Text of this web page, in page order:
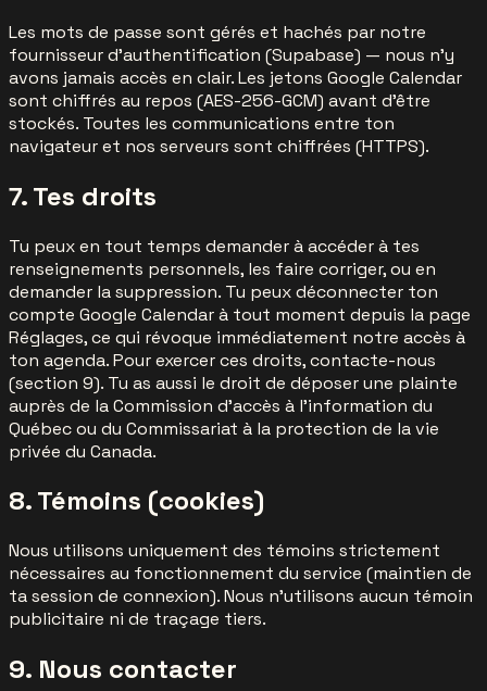
Les mots de passe sont gérés et hachés par notre
fournisseur d'authentification (Supabase) — nous n'y
avons jamais accès en clair. Les jetons Google Calendar
sont chiffrés au repos (AES-256-GCM) avant d'être
stockés. Toutes les communications entre ton
navigateur et nos serveurs sont chiffrées (HTTPS).
7. Tes droits
Tu peux en tout temps demander à accéder à tes
renseignements personnels, les faire corriger, ou en
demander la suppression. Tu peux déconnecter ton
compte Google Calendar à tout moment depuis la page
Réglages, ce qui révoque immédiatement notre accès à
ton agenda. Pour exercer ces droits, contacte-nous
(section 9). Tu as aussi le droit de déposer une plainte
auprès de la Commission d'accès à l'information du
Québec ou du Commissariat à la protection de la vie
privée du Canada.
8. Témoins (cookies)
Nous utilisons uniquement des témoins strictement
nécessaires au fonctionnement du service (maintien de
ta session de connexion). Nous n'utilisons aucun témoin
publicitaire ni de traçage tiers.
9. Nous contacter